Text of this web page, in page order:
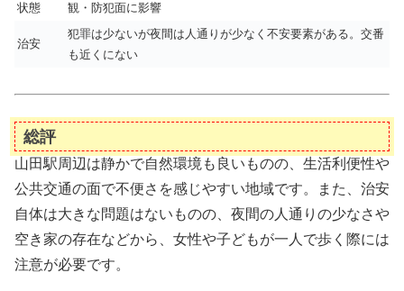
状態
観・防犯面に影響
治安
犯罪は少ないが夜間は人通りが少なく不安要素がある。交番
も近くにない
総評
山田駅周辺は静かで自然環境も良いものの、生活利便性や
公共交通の面で不便さを感じやすい地域です。また、治安
自体は大きな問題はないものの、夜間の人通りの少なさや
空き家の存在などから、女性や子どもが一人で歩く際には
注意が必要です。